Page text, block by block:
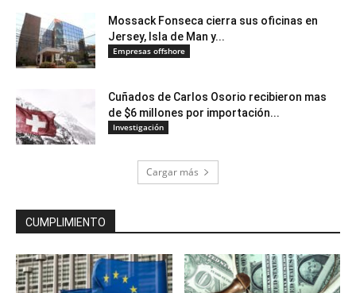
Mossack Fonseca cierra sus oficinas en
Jersey, Isla de Man y...
Empresas offshore
Cuñados de Carlos Osorio recibieron mas
de $6 millones por importación...
Investigación
Cargar más
CUMPLIMIENTO